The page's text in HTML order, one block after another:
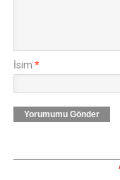
İsim *
Yorumumu Gönder